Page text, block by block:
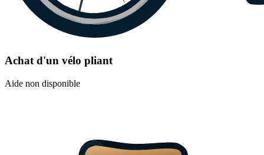
Achat d'un vélo pliant
Aide non disponible